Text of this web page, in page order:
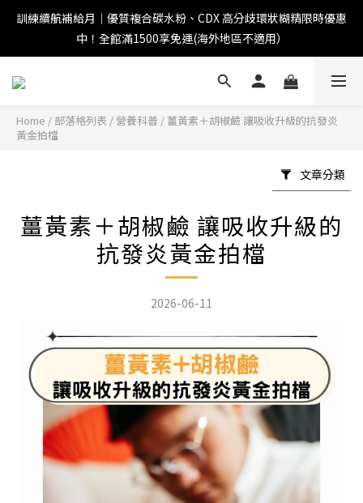
訓練續航補給月｜優質複合碳水粉、CDX 高分歧環狀糊精限時優惠
中！全館滿1500享免運(海外地區不適用）
Home / 部落格列表 / 營養科普 / 薑黃素＋胡椒鹼 讓吸收升級的抗發炎
黃金拍檔
文章分類
薑黃素＋胡椒鹼 讓吸收升級的
抗發炎黃金拍檔
2026-06-11